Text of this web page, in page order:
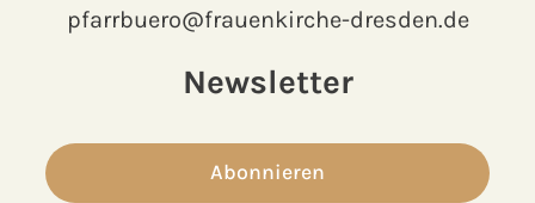
pfarrbuero@frauenkirche-dresden.de
Newsletter
Abonnieren